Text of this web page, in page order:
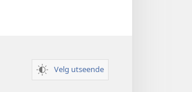
Velg utseende